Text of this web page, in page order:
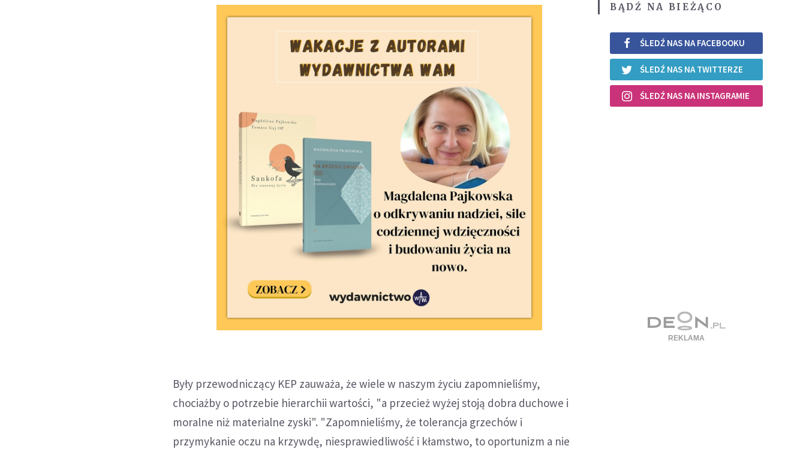
Były przewodniczący KEP zauważa, że wiele w naszym życiu zapomnieliśmy,
chociażby o potrzebie hierarchii wartości, "a przecież wyżej stoją dobra duchowe i
moralne niż materialne zyski". "Zapomnieliśmy, że tolerancja grzechów i
przymykanie oczu na krzywdę, niesprawiedliwość i kłamstwo, to oportunizm a nie
BĄDŹ NA BIEŻĄCO
ŚLEDŹ NAS NA FACEBOOKU
ŚLEDŹ NAS NA TWITTERZE
ŚLEDŹ NAS NA INSTAGRAMIE